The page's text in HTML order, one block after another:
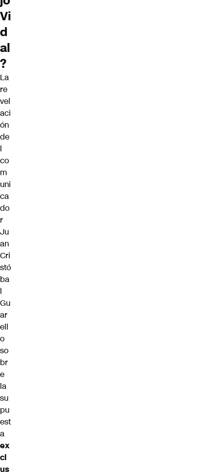
Vi
d
al
?
La
re
vel
aci
ón
de
l
co
m
uni
ca
do
r
Ju
an
Cri
stó
ba
l
Gu
ar
ell
o
so
br
e
la
su
pu
est
a
ex
cl
us